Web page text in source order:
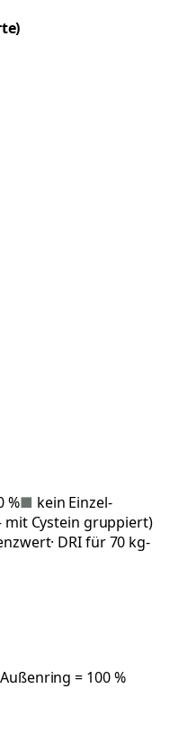
%■ kein Einzel-
mit Cystein gruppiert)
· DRI für 70 kg-
= 100 %